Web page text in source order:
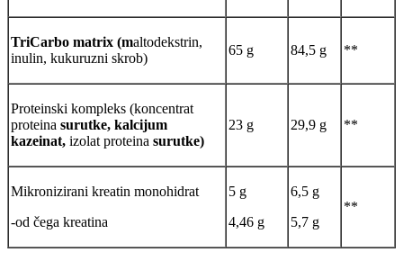
TriCarbo matrix (maltodekstrin,
inulin, kukuruzni skrob)
65 g 84,5 g **
Proteinski kompleks (koncentrat
proteina surutke, kalcijum
kazeinat, izolat proteina surutke)
23 g 29,9 g **
Mikronizirani kreatin monohidrat
-od čega kreatina
5 g
4,46 g
6,5 g
5,7 g
**